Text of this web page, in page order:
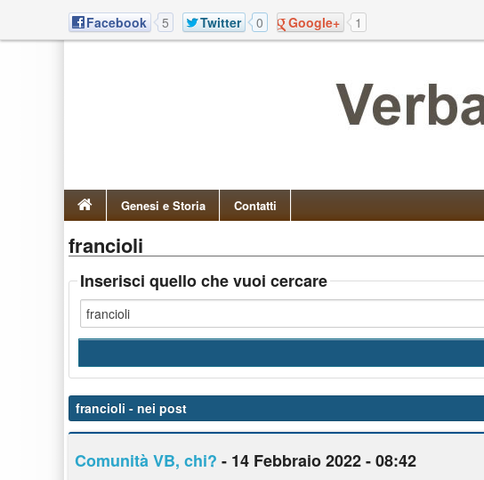
Facebook 5 Twitter 0 Google+ 1
Genesi e Storia Contatti
francioli
Inserisci quello che vuoi cercare
francioli - nei post
Comunità VB, chi? - 14 Febbraio 2022 - 08:42